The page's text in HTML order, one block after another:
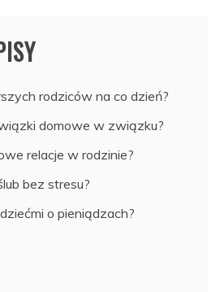
rodziców na co dzień?
domowe w związku?
relacje w rodzinie?
bez stresu?
o pieniądzach?